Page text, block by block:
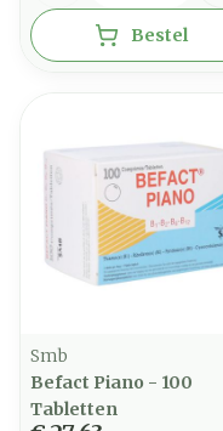
Bestel
Smb
Befact Piano - 100
Tabletten